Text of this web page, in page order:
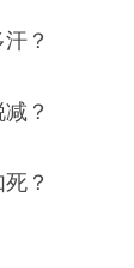
？
？
？